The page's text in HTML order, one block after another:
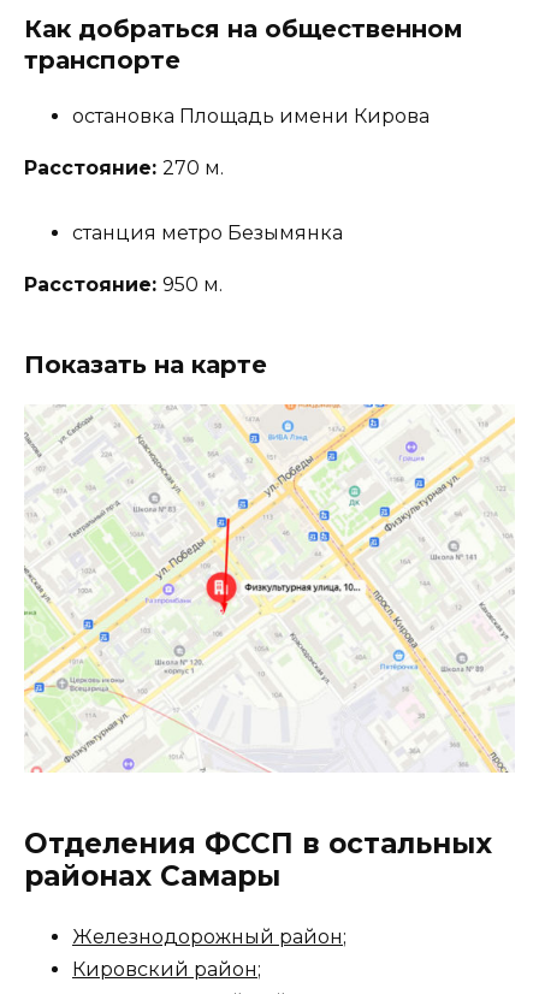
Как добраться на общественном
транспорте
остановка Площадь имени Кирова
Расстояние: 270 м.
станция метро Безымянка
Расстояние: 950 м.
Показать на карте
Отделения ФССП в остальных
районах Самары
Железнодорожный район;
Кировский район;